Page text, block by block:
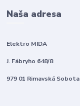
Naša adresa
Elektro MIDA
J. Fábryho 648/8
979 01 Rimavská Sobota